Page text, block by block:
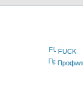
FUCK